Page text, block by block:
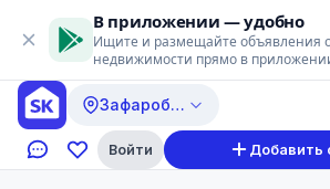
В приложении — удобно
Ищите и размещайте объявления
недвижимости прямо в приложении
Зафаробод
Войти Добавить